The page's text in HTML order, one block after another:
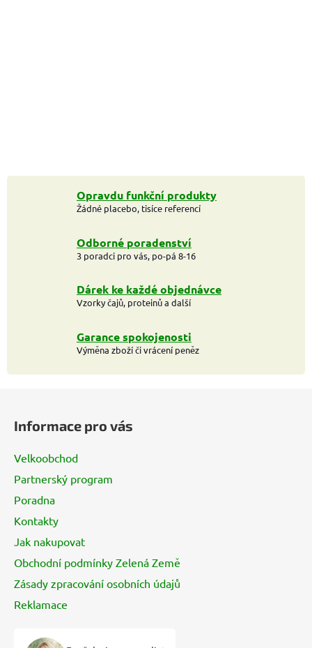
Opravdu funkční produkty
Žádné placebo, tisíce referencí
Odborné poradenství
3 poradci pro vás, po-pá 8-16
Dárek ke každé objednávce
Vzorky čajů, proteinů a další
Garance spokojenosti
Výměna zboží či vrácení peněz
Informace pro vás
Velkoobchod
Partnerský program
Poradna
Kontakty
Jak nakupovat
Obchodní podmínky Zelená Země
Zásady zpracování osobních údajů
Reklamace